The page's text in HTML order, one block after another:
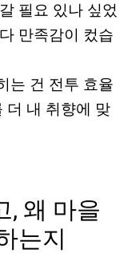
필요 있나 싶었
만족감이 컸습
는 건 전투 효율
더 내 취향에 맞
, 왜 마을
는지